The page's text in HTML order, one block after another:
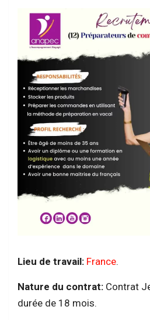
Lieu de travail: France.
Nature du contrat: Contrat
durée de 18 mois.